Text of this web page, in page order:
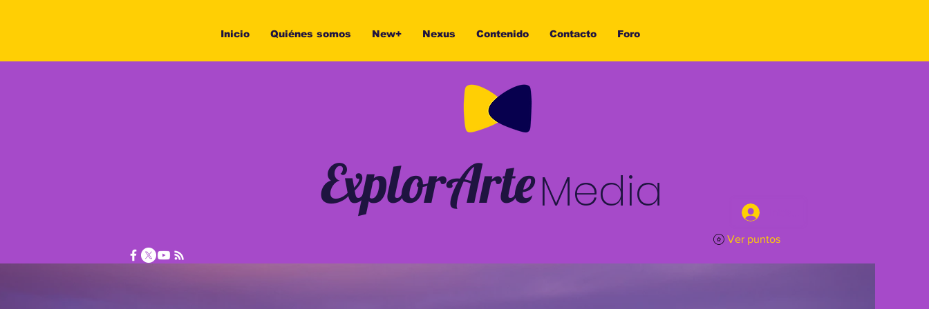
Inicio Quiénes somos New+ Nexus Contenido Contacto Foro
ExplorArteMedia
Ver puntos